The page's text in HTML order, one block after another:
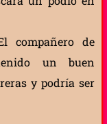
compañero de
un buen
y podría ser